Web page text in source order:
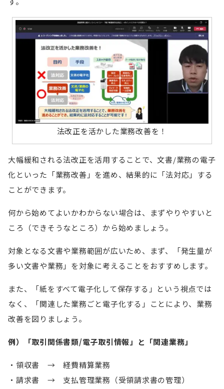
法改正を活かした業務改善を！
大幅緩和される法改正を活用することで、文書/業務の電子
化といった「業務改善」を進め、結果的に「法対応」する
ことができます。
何から始めてよいかわからない場合は、まずやりやすいと
ころ（できそうなところ）から始めましょう。
対象となる文書や業務範囲が広いため、まず、「発生量が
多い文書や業務」を対象に考えることをおすすめします。
また、「紙をすべて電子化して保存する」という視点では
なく、「関連した業務ごと電子化する」ことにより、業務
改善を図りましょう。
例）「取引関係書類/電子取引情報」と「関連業務」
領収書 → 経費精算業務
請求書 → 支払管理業務（受領請求書の管理）